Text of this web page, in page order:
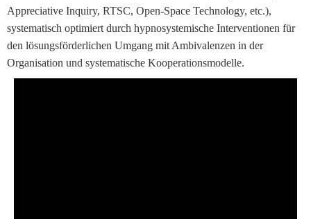
Appreciative Inquiry, RTSC, Open-Space Technology, etc.),
systematisch optimiert durch hypnosystemische Interventionen für
den lösungsförderlichen Umgang mit Ambivalenzen in der
Organisation und systematische Kooperationsmodelle.